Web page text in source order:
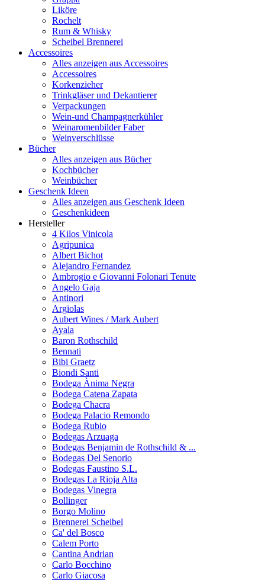
Liköre
Rochelt
Rum & Whisky
Scheibel Brennerei
Accessoires
Alles anzeigen aus Accessoires
Accessoires
Korkenzieher
Trinkgläser und Dekantierer
Verpackungen
Wein-und Champagnerkühler
Weinaromenbilder Faber
Weinverschlüsse
Bücher
Alles anzeigen aus Bücher
Kochbücher
Weinbücher
Geschenk Ideen
Alles anzeigen aus Geschenk Ideen
Geschenkideen
Hersteller
4 Kilos Vinicola
Agripunica
Albert Bichot
Alejandro Fernandez
Ambrogio e Giovanni Folonari Tenute
Angelo Gaja
Antinori
Argiolas
Aubert Wines / Mark Aubert
Ayala
Baron Rothschild
Bennati
Bibi Graetz
Biondi Santi
Bodega Ànima Negra
Bodega Catena Zapata
Bodega Chacra
Bodega Palacio Remondo
Bodega Rubio
Bodegas Arzuaga
Bodegas Benjamin de Rothschild & ...
Bodegas Del Senorio
Bodegas Faustino S.L.
Bodegas La Rioja Alta
Bodegas Vinegra
Bollinger
Borgo Molino
Brennerei Scheibel
Ca' del Bosco
Calem Porto
Cantina Andrian
Carlo Bocchino
Carlo Giacosa